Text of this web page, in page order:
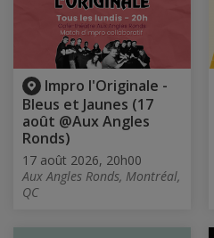
Impro l'Originale -
Bleus et Jaunes (17
août @Aux Angles
Ronds)
17 août 2026, 20h00
Aux Angles Ronds, Montréal,
QC